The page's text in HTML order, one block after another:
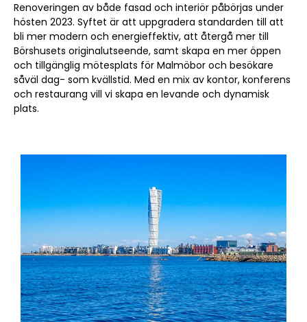
Renoveringen av både fasad och interiör påbörjas under
hösten 2023. Syftet är att uppgradera standarden till att
bli mer modern och energieffektiv, att återgå mer till
Börshusets originalutseende, samt skapa en mer öppen
och tillgänglig mötesplats för Malmöbor och besökare
såväl dag- som kvällstid. Med en mix av kontor, konferens
och restaurang vill vi skapa en levande och dynamisk
plats.